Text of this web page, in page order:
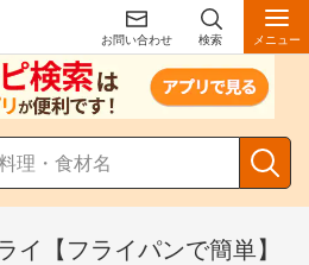
お問い合わせ 検索 メニュー
イ【フライパンで簡単】